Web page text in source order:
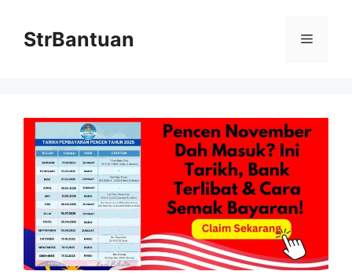
contentStrBantuan Menu